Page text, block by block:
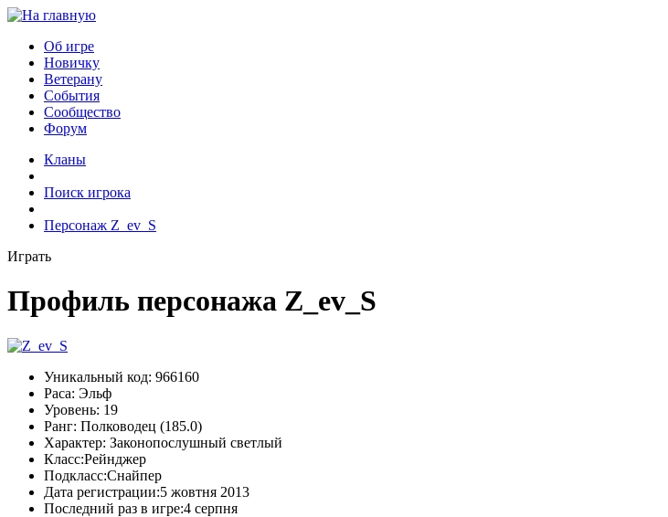
Об игре
Новичку
Ветерану
События
Сообщество
Форум
Кланы
Поиск игрока
Персонаж Z_ev_S
Играть
Профиль персонажа Z_ev_S
Уникальный код: 966160
Раса: Эльф
Уровень: 19
Ранг: Полководец (185.0)
Характер: Законопослушный светлый
Класс:Рейнджер
Подкласс:Снайпер
Дата регистрации:5 жовтня 2013
Последний раз в игре:4 серпня